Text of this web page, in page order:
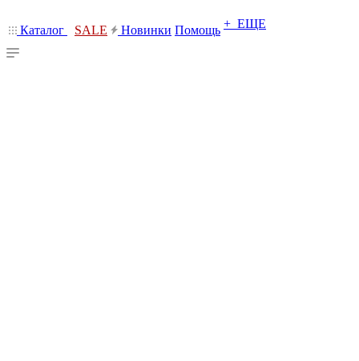
Каталог SALE Новинки Помощь + ЕЩЕ